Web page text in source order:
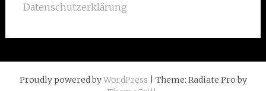
Datenschutzerklärung
Proudly powered byWordPress | Theme: Radiate Pro by